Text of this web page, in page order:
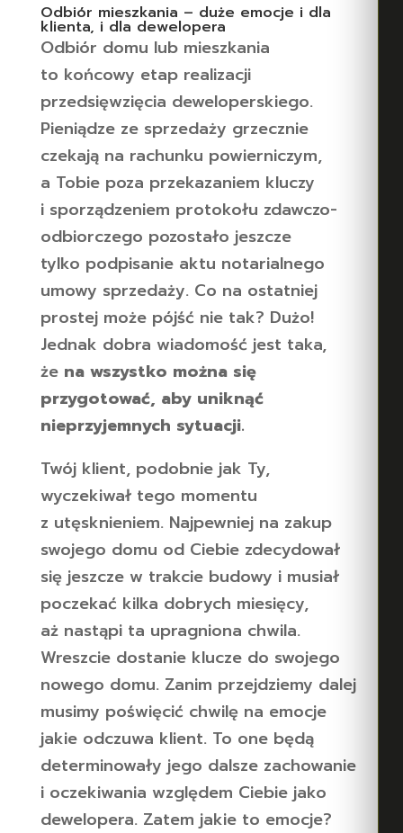
Odbiór mieszkania – duże emocje i dla
klienta, i dla dewelopera
Odbiór domu lub mieszkania
to końcowy etap realizacji
przedsięwzięcia deweloperskiego.
Pieniądze ze sprzedaży grzecznie
czekają na rachunku powierniczym,
a Tobie poza przekazaniem kluczy
i sporządzeniem protokołu zdawczo-
odbiorczego pozostało jeszcze
tylko podpisanie aktu notarialnego
umowy sprzedaży. Co na ostatniej
prostej może pójść nie tak? Dużo!
Jednak dobra wiadomość jest taka,
że na wszystko można się
przygotować, aby uniknąć
nieprzyjemnych sytuacji.
Twój klient, podobnie jak Ty,
wyczekiwał tego momentu
z utęsknieniem. Najpewniej na zakup
swojego domu od Ciebie zdecydował
się jeszcze w trakcie budowy i musiał
poczekać kilka dobrych miesięcy,
aż nastąpi ta upragniona chwila.
Wreszcie dostanie klucze do swojego
nowego domu. Zanim przejdziemy dalej
musimy poświęcić chwilę na emocje
jakie odczuwa klient. To one będą
determinowały jego dalsze zachowanie
i oczekiwania względem Ciebie jako
dewelopera. Zatem jakie to emocje?